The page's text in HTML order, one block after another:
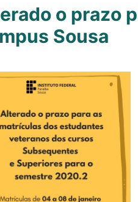
o prazo
Sousa